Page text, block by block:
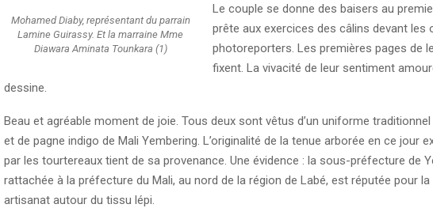
Mohamed Diaby, représentant du parrain
Lamine Guirassy. Et la marraine Mme
Diawara Aminata Tounkara (1)
Le couple se donne des baisers au
prête aux exercices des câlins devant les
photoreporters. Les premières pages de
fixent. La vivacité de leur sentiment
dessine.
Beau et agréable moment de joie. Tous deux sont vêtus d’un uniforme
et de pagne indigo de Mali Yembering. L’originalité de la tenue arborée en ce jour
par les tourtereaux tient de sa provenance. Une évidence : la sous-préfecture de
rattachée à la préfecture du Mali, au nord de la région de Labé, est réputée pour
artisanat autour du tissu lépi.